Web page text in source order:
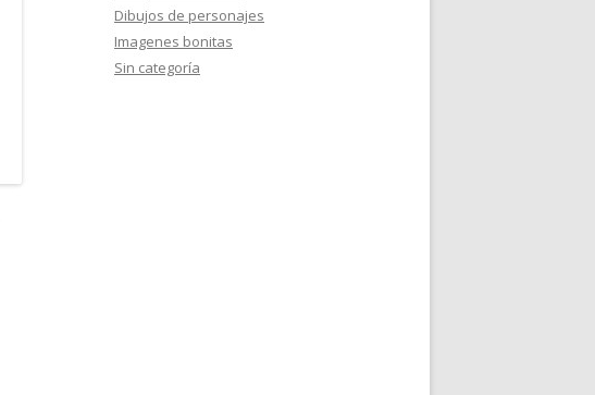
Dibujos de personajes
Imagenes bonitas
Sin categoría